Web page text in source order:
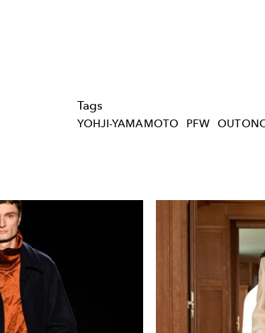
Tags
YOHJI-YAMAMOTO PFW